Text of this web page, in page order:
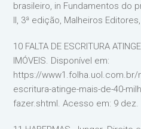
brasileiro, in Fundamentos do
II, 3ª edição, Malheiros
10 FALTA DE ESCRITURA
IMÓVEIS. Disponível em:
https://
escritura-atinge-mais-de-40-
fazer.shtml. Acesso em: 9 dez.